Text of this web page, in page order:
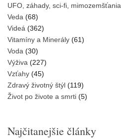
UFO, záhady, sci-fi, mimozemšťania
Veda (68)
Videá (362)
Vitamíny a Minerály (61)
Voda (30)
Výživa (227)
Vzťahy (45)
Zdravý životný štýl (119)
Život po živote a smrti (5)
Najčitanejšie články